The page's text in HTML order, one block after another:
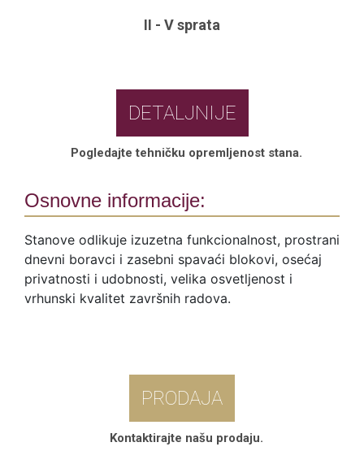
II - V sprata
DETALJNIJE
Pogledajte tehničku opremljenost stana.
Osnovne informacije:
Stanove odlikuje izuzetna funkcionalnost, prostrani
dnevni boravci i zasebni spavaći blokovi, osećaj
privatnosti i udobnosti, velika osvetljenost i
vrhunski kvalitet završnih radova.
PRODAJA
Kontaktirajte našu prodaju.